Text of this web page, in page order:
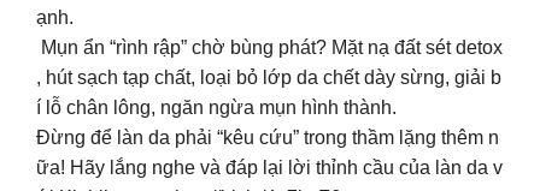
ạnh.
Mụn ẩn “rình rập” chờ bùng phát? Mặt nạ đất sét detox
, hút sạch tạp chất, loại bỏ lớp da chết dày sừng, giải b
í lỗ chân lông, ngăn ngừa mụn hình thành.
Đừng để làn da phải “kêu cứu” trong thầm lặng thêm n
ữa! Hãy lắng nghe và đáp lại lời thỉnh cầu của làn da v